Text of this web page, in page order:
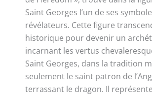
Saint Georges l’un de ses
révélateurs. Cette figure
historique pour devenir un
incarnant les vertus
Saint Georges, dans la tradition
seulement le saint patron de
terrassant le dragon. Il
et
le
dragon
terrassé